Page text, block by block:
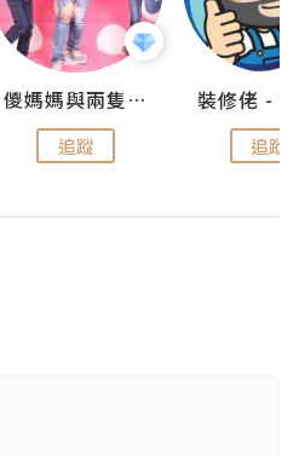
儍媽媽與兩隻小魔怪之家
追蹤 追蹤